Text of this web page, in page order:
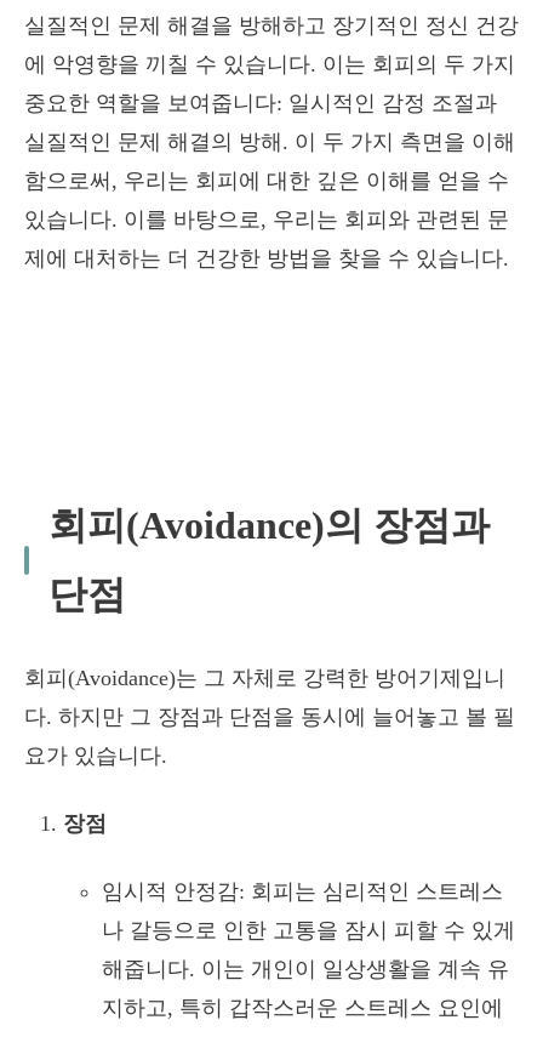
실질적인 문제 해결을 방해하고 장기적인 정신 건강
에 악영향을 끼칠 수 있습니다. 이는 회피의 두 가지
중요한 역할을 보여줍니다: 일시적인 감정 조절과
실질적인 문제 해결의 방해. 이 두 가지 측면을 이해
함으로써, 우리는 회피에 대한 깊은 이해를 얻을 수
있습니다. 이를 바탕으로, 우리는 회피와 관련된 문
제에 대처하는 더 건강한 방법을 찾을 수 있습니다.
회피(Avoidance)의 장점과
단점
회피(Avoidance)는 그 자체로 강력한 방어기제입니
다. 하지만 그 장점과 단점을 동시에 늘어놓고 볼 필
요가 있습니다.
장점
임시적 안정감: 회피는 심리적인 스트레스
나 갈등으로 인한 고통을 잠시 피할 수 있게
해줍니다. 이는 개인이 일상생활을 계속 유
지하고, 특히 갑작스러운 스트레스 요인에